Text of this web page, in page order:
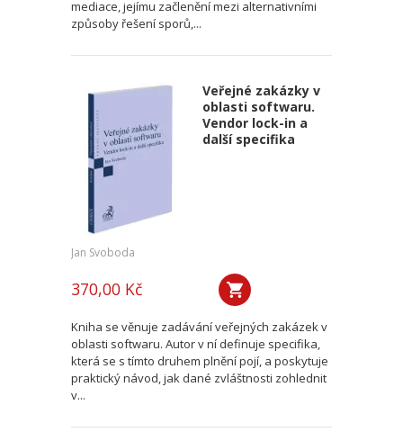
mediace, jejímu začlenění mezi alternativními
způsoby řešení sporů,...
Veřejné zakázky v
oblasti softwaru.
Vendor lock-in a
další specifika
Jan Svoboda
370,00 Kč
Kniha se věnuje zadávání veřejných zakázek v
oblasti softwaru. Autor v ní definuje specifika,
která se s tímto druhem plnění pojí, a poskytuje
praktický návod, jak dané zvláštnosti zohlednit
v...